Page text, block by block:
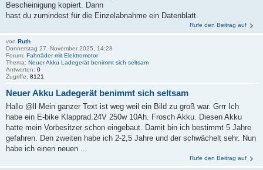
Bescheinigung kopiert. Dann
hast du zumindest für die Einzelabnahme ein Datenblatt.
Rufe den Beitrag auf
von Ruth
Donnerstag 27. November 2025, 14:28
Forum: Fahrräder mit Elektromotor
Thema: Neuer Akku Ladegerät benimmt sich seltsam
Antworten: 0
Zugriffe: 8121
Neuer Akku Ladegerät benimmt sich seltsam
Hallo @ll Mein ganzer Text ist weg weil ein Bild zu groß war. Grrr Ich
habe ein E-bike Klapprad.24V 250w 10Ah. Frosch Akku. Diesen Akku
hatte mein Vorbesitzer schon eingebaut. Damit bin ich bestimmt 5 Jahre
gefahren. Den zweiten habe ich 2-2,5 Jahre und der schwächelt sehr. Nun
habe ich einen neuen ...
Rufe den Beitrag auf